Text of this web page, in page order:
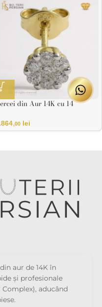
din Aur 14K cu 14
– Certificat HRD
,00 lei
aur de 14K în
și profesionale
aducând